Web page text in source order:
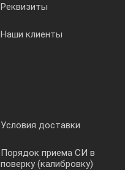
Реквизиты
Наши клиенты
Условия доставки
Порядок приема СИ в
поверку (калибровку)